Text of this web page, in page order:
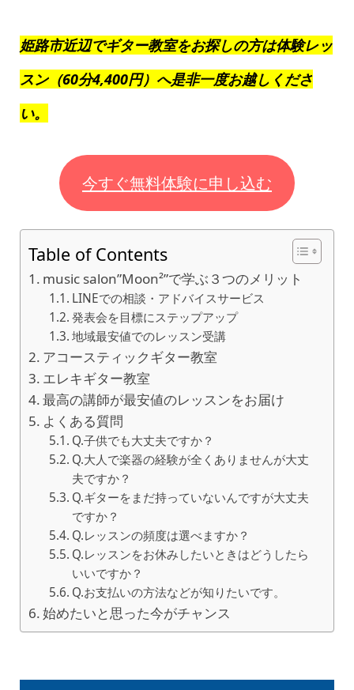
姫路市近辺でギター教室をお探しの方は体験レッ
スン（60分4,400円）へ是非一度お越しくださ
い。
今すぐ無料体験に申し込む
Table of Contents
music salon”Moon²”で学ぶ３つのメリット
LINEでの相談・アドバイスサービス
発表会を目標にステップアップ
地域最安値でのレッスン受講
アコースティックギター教室
エレキギター教室
最高の講師が最安値のレッスンをお届け
よくある質問
Q.子供でも大丈夫ですか？
Q.大人で楽器の経験が全くありませんが大丈
夫ですか？
Q.ギターをまだ持っていないんですが大丈夫
ですか？
Q.レッスンの頻度は選べますか？
Q.レッスンをお休みしたいときはどうしたら
いいですか？
Q.お支払いの方法などが知りたいです。
始めたいと思った今がチャンス